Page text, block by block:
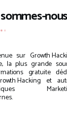
sur Growth
la plus grande
gratuite
Hacking et